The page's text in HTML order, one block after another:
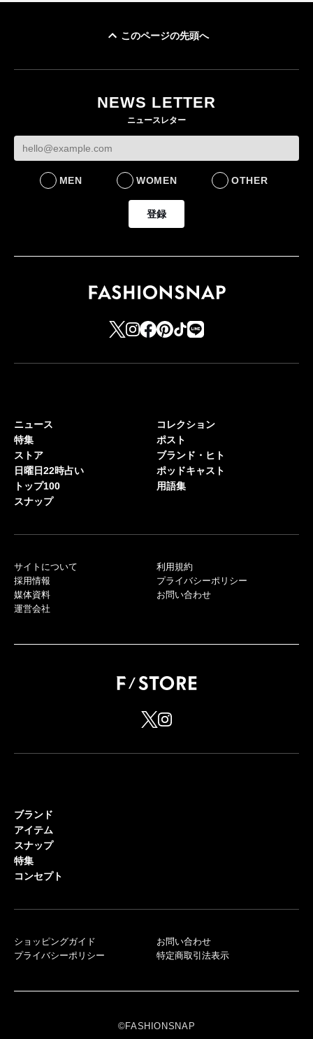
ケットなど7型を発売
をラインナップ
このページの先頭へ
NEWS LETTER
ニュースレター
MEN WOMEN OTHER
登録
ニュース
特集
ストア
日曜日22時占い
トップ100
スナップ
コレクション
ポスト
ブランド・ヒト
ポッドキャスト
用語集
サイトについて
採用情報
媒体資料
運営会社
利用規約
プライバシーポリシー
お問い合わせ
ブランド
アイテム
スナップ
特集
コンセプト
ショッピングガイド
プライバシーポリシー
お問い合わせ
特定商取引法表示
©FASHIONSNAP